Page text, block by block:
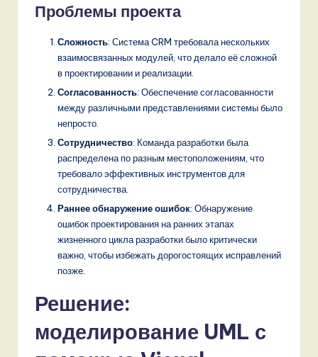
Проблемы проекта
Сложность: Система CRM требовала нескольких
взаимосвязанных модулей, что делало её сложной
в проектировании и реализации.
Согласованность: Обеспечение согласованности
между различными представлениями системы было
непросто.
Сотрудничество: Команда разработки была
распределена по разным местоположениям, что
требовало эффективных инструментов для
сотрудничества.
Раннее обнаружение ошибок: Обнаружение
ошибок проектирования на ранних этапах
жизненного цикла разработки было критически
важно, чтобы избежать дорогостоящих исправлений
позже.
Решение:
моделирование UML с